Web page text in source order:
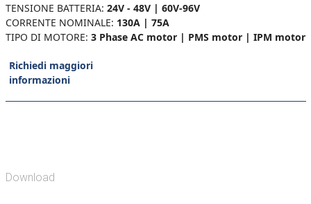
TENSIONE BATTERIA: 24V - 48V | 60V-96V
CORRENTE NOMINALE: 130A | 75A
TIPO DI MOTORE: 3 Phase AC motor | PMS motor | IPM motor
Richiedi maggiori
informazioni
Download